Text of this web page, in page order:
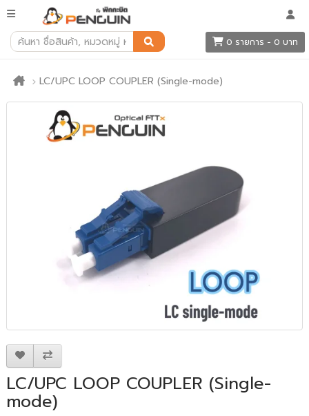
0 รายการ - 0 บาท
LC/UPC LOOP COUPLER (Single-mode)
LC/UPC LOOP COUPLER (Single-
mode)